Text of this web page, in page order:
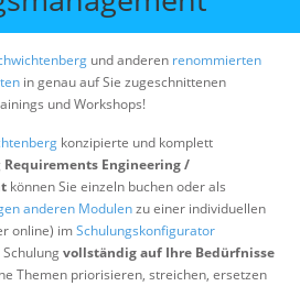
Schulungen
und anderen renommierten
in genau auf Sie zugeschnittenen
und Workshops!
konzipierte und komplett
Requirements Engineering /
können Sie einzeln buchen oder als
anderen Modulenzu einer individuellen
online) imSchulungskonfigurator
vollständig auf Ihre Bedürfnisse
Themen priorisieren, streichen, ersetzen